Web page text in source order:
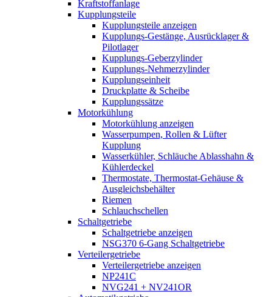
Kraftstoffanlage
Kupplungsteile
Kupplungsteile anzeigen
Kupplungs-Gestänge, Ausrücklager &
Pilotlager
Kupplungs-Geberzylinder
Kupplungs-Nehmerzylinder
Kupplungseinheit
Druckplatte & Scheibe
Kupplungssätze
Motorkühlung
Motorkühlung anzeigen
Wasserpumpen, Rollen & Lüfter
Kupplung
Wasserkühler, Schläuche Ablasshahn &
Kühlerdeckel
Thermostate, Thermostat-Gehäuse &
Ausgleichsbehälter
Riemen
Schlauchschellen
Schaltgetriebe
Schaltgetriebe anzeigen
NSG370 6-Gang Schaltgetriebe
Verteilergetriebe
Verteilergetriebe anzeigen
NP241C
NVG241 + NV241OR